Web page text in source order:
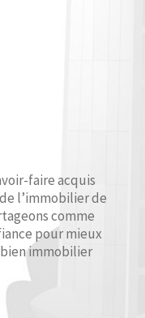
faire acquis
l’immobilier de
comme
pour mieux
immobilier